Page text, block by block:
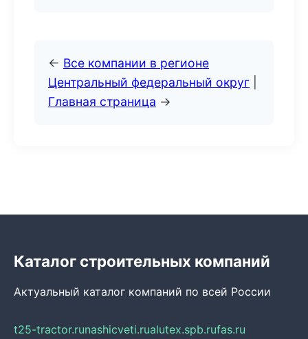
← Все компании в регионе
Центральный федеральный округ
Главная страница →
Каталог строительных компаний
Актуальный каталог компаний по всей России
t25-tractor.runashicveti.rualutex.spb.rufas.ru